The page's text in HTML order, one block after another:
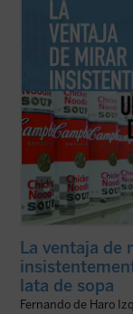
recientes, el cristianismo, la
la cultura, siempre en el tono
reconoce humilde ante el
(ver ficha)
La ventaja de
lata de sopa
Fernando de Haro